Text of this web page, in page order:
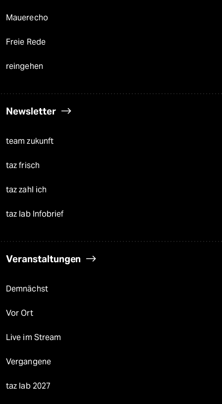
Mauerecho
Freie Rede
reingehen
Newsletter
team zukunft
taz frisch
taz zahl ich
taz lab Infobrief
Veranstaltungen
Demnächst
Vor Ort
Live im Stream
Vergangene
taz lab 2027